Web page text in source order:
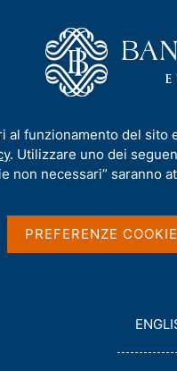
Compiti
al funzionamento del
. Utilizzare uno dei
non necessari” saranno
PREFERENZE COOKIE
G